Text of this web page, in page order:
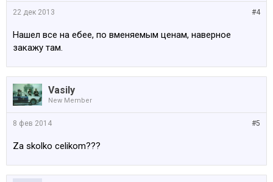
#4
22 дек 2013
Нашел все на ебее, по вменяемым ценам, наверное
закажу там.
Vasily
New Member
#5
8 фев 2014
Za skolko celikom???